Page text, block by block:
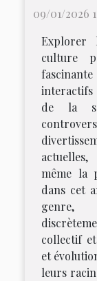
09/01/2026
Explorer
culture
interactifs
de la
même la
dans cet
genre,
collectif
et
leurs